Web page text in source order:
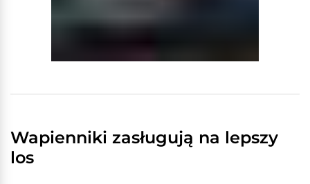
Wapienniki zasługują na lepszy
los